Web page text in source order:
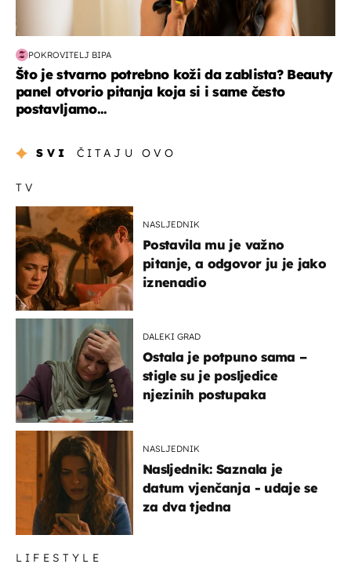
POKROVITELJ BIPA
Što je stvarno potrebno koži da zablista? Beauty
panel otvorio pitanja koja si i same često
postavljamo...
SVI ČITAJU OVO
TV
NASLJEDNIK
Postavila mu je važno
pitanje, a odgovor ju je jako
iznenadio
DALEKI GRAD
Ostala je potpuno sama –
stigle su je posljedice
njezinih postupaka
NASLJEDNIK
Nasljednik: Saznala je
datum vjenčanja - udaje se
za dva tjedna
LIFESTYLE